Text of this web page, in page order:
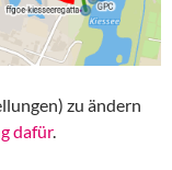
zu ändern
dafür.